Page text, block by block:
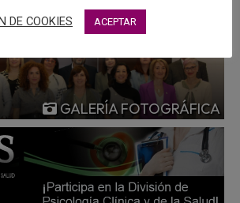
GALERÍA FOTOGRÁFICA
DE COOKIES ACEPTAR